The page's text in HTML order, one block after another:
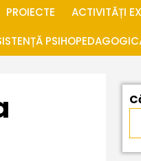
PROIECTE ACTIVITĂȚI